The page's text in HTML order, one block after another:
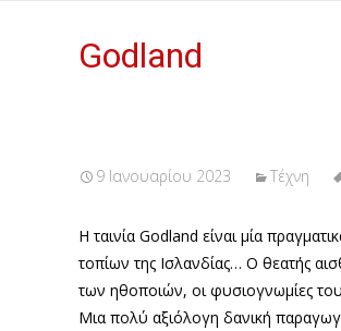
Godland
9 Ιανουαρίου 2023 Τέχνη
Η ταινία Godland είναι μία
τοπίων της Ισλανδίας… Ο θεατής
των ηθοποιών, οι φυσιογνωμίες
Μια πολύ αξιόλογη δανική